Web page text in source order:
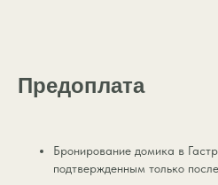
Предоплата
Бронирование домика в
подтвержденным только